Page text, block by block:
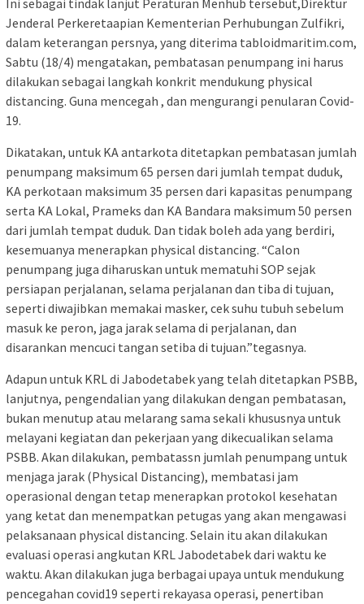
Ini sebagai tindak lanjut Peraturan Menhub tersebut,Direktur
Jenderal Perkeretaapian Kementerian Perhubungan Zulfikri,
dalam keterangan persnya, yang diterima tabloidmaritim.com,
Sabtu (18/4) mengatakan, pembatasan penumpang ini harus
dilakukan sebagai langkah konkrit mendukung physical
distancing. Guna mencegah , dan mengurangi penularan Covid-
19.
Dikatakan, untuk KA antarkota ditetapkan pembatasan jumlah
penumpang maksimum 65 persen dari jumlah tempat duduk,
KA perkotaan maksimum 35 persen dari kapasitas penumpang
serta KA Lokal, Prameks dan KA Bandara maksimum 50 persen
dari jumlah tempat duduk. Dan tidak boleh ada yang berdiri,
kesemuanya menerapkan physical distancing. “Calon
penumpang juga diharuskan untuk mematuhi SOP sejak
persiapan perjalanan, selama perjalanan dan tiba di tujuan,
seperti diwajibkan memakai masker, cek suhu tubuh sebelum
masuk ke peron, jaga jarak selama di perjalanan, dan
disarankan mencuci tangan setiba di tujuan.”tegasnya.
Adapun untuk KRL di Jabodetabek yang telah ditetapkan PSBB,
lanjutnya, pengendalian yang dilakukan dengan pembatasan,
bukan menutup atau melarang sama sekali khususnya untuk
melayani kegiatan dan pekerjaan yang dikecualikan selama
PSBB. Akan dilakukan, pembatassn jumlah penumpang untuk
menjaga jarak (Physical Distancing), membatasi jam
operasional dengan tetap menerapkan protokol kesehatan
yang ketat dan menempatkan petugas yang akan mengawasi
pelaksanaan physical distancing. Selain itu akan dilakukan
evaluasi operasi angkutan KRL Jabodetabek dari waktu ke
waktu. Akan dilakukan juga berbagai upaya untuk mendukung
pencegahan covid19 seperti rekayasa operasi, penertiban